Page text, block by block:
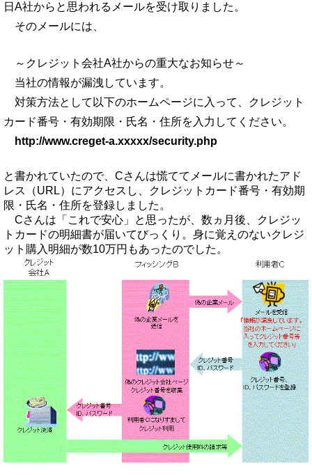
日A社からと思われるメールを受け取りました。
そのメールには、
～クレジット会社A社からの重大なお知らせ～
当社の情報が漏洩しています。
対策方法として以下のホームページに入って、クレジット
カード番号・有効期限・氏名・住所を入力してください。
http://www.creget-a.xxxxx/security.php
と書かれていたので、Cさんは慌ててメールに書かれたアド
レス（URL）にアクセスし、クレジットカード番号・有効期
限・氏名・住所を登録しました。
Cさんは「これで安心」と思ったが、数ヵ月後、クレジッ
トカードの明細書が届いてびっくり。身に覚えのないクレジ
ット購入明細が数10万円もあったのでした。